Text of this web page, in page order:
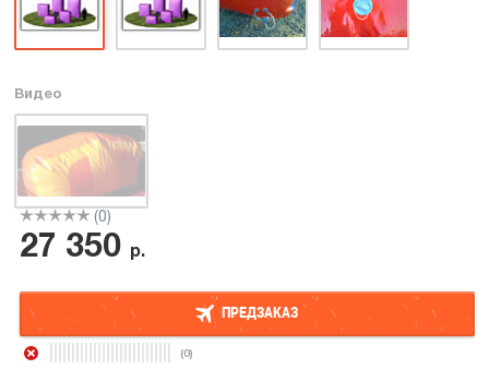
Видео
(0)
27 350 р.
ПРЕДЗАКАЗ
(0)